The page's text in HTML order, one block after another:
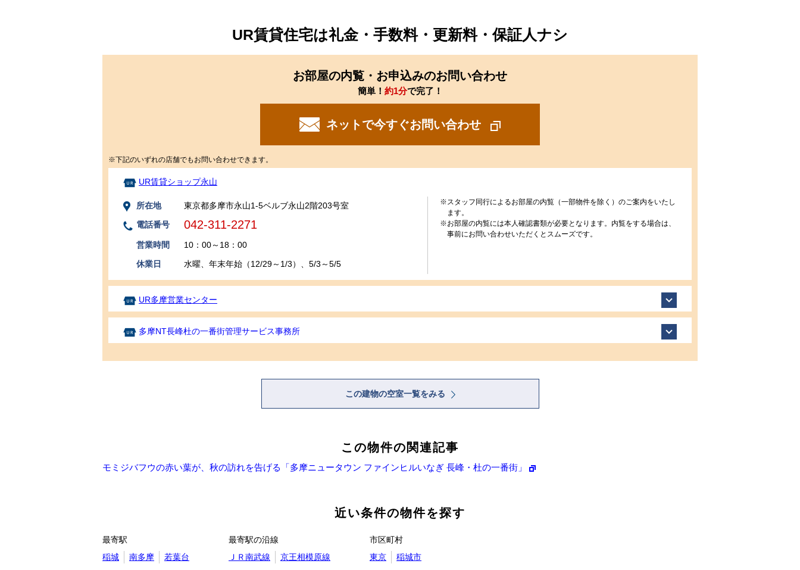
UR賃貸住宅は礼金・手数料・更新料・保証人ナシ
お部屋の内覧・お申込みのお問い合わせ
簡単！ 約1分で完了！
ネットで今すぐお問い合わせ
※下記のいずれの店舗でもお問い合わせできます。
UR賃貸ショップ永山
所在地
東京都多摩市永山1-5ベルブ永山2階203号室
電話番号
042-311-2271
営業時間
10：00～18：00
休業日
水曜、年末年始（12/29～1/3）、5/3～5/5
※スタッフ同行によるお部屋の内覧（一部物件を除く）のご案内をいたし
ます。
※お部屋の内覧には本人確認書類が必要となります。内覧をする場合は、
事前にお問い合わせいただくとスムーズです。
UR多摩営業センター
多摩NT長峰杜の一番街管理サービス事務所
この建物の空室一覧をみる
この物件の関連記事
モミジバフウの赤い葉が、秋の訪れを告げる「多摩ニュータウン ファインヒルいなぎ 長峰・杜の一番街」
近い条件の物件を探す
最寄駅
稲城
南多摩 若葉台
最寄駅の沿線
ＪＲ南武線
京王相模原線
市区町村
東京
稲城市